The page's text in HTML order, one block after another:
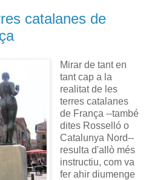
catalanes de
Mirar de tant en
tant cap a la
realitat de les
terres catalanes
de França --també
dites Rosselló o
Catalunya Nord--
resulta d'allò més
instructiu, com va
fer ahir diumenge